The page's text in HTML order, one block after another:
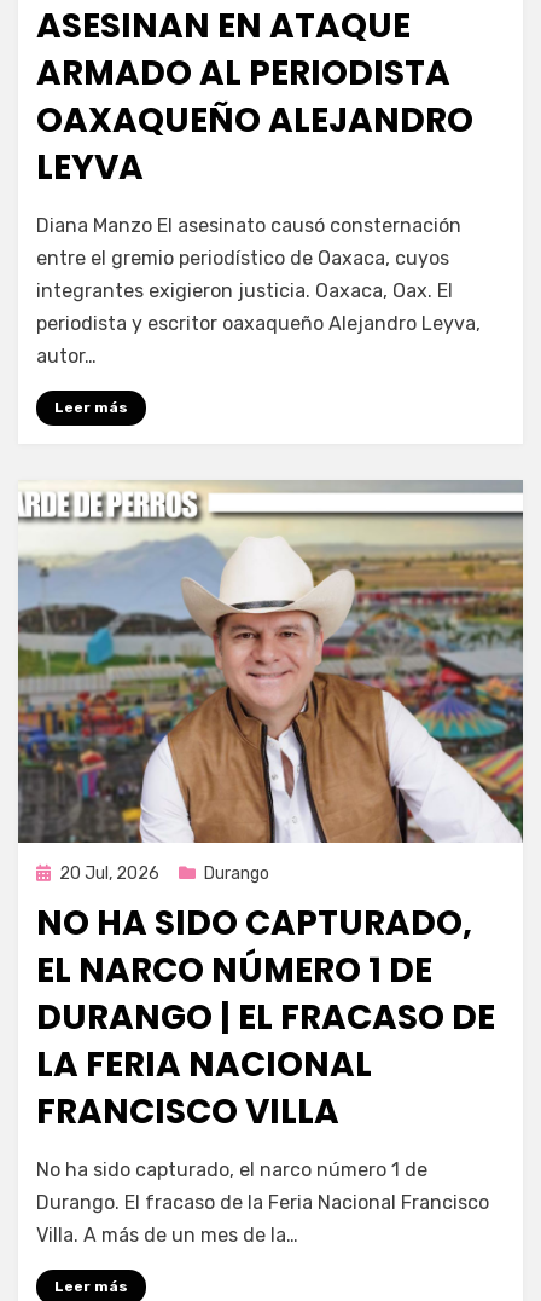
ASESINAN EN ATAQUE
ARMADO AL PERIODISTA
OAXAQUEÑO ALEJANDRO
LEYVA
Fernando Miranda Servín
Diana Manzo El asesinato causó consternación
entre el gremio periodístico de Oaxaca, cuyos
integrantes exigieron justicia. Oaxaca, Oax. El
periodista y escritor oaxaqueño Alejandro Leyva,
autor…
Leer más
Publicada
20 Jul, 2026 Durango
NO HA SIDO CAPTURADO,
EL NARCO NÚMERO 1 DE
DURANGO | EL FRACASO DE
LA FERIA NACIONAL
FRANCISCO VILLA
por Fernando Miranda Servín
No ha sido capturado, el narco número 1 de
Durango. El fracaso de la Feria Nacional Francisco
Villa. A más de un mes de la…
Leer más